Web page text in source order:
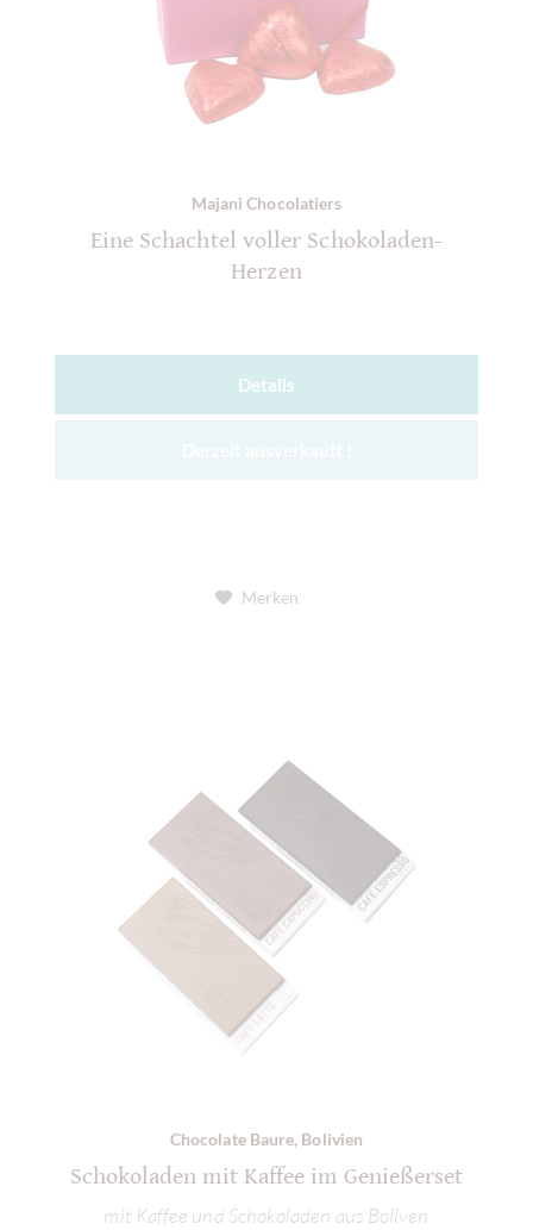
Majani Chocolatiers
Eine Schachtel voller Schokoladen-
Herzen
Details
Merken
Chocolate Baure, Bolivien
Schokoladen mit Kaffee im Genießerset
mit Kaffee und Schokoladen aus Boliven